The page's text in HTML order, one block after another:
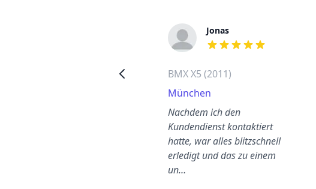
Jonas
out of 5 stars
BMX X5 (2011)
München
Nachdem ich den
Kundendienst kontaktiert
hatte, war alles blitzschnell
erledigt und das zu einem
un…